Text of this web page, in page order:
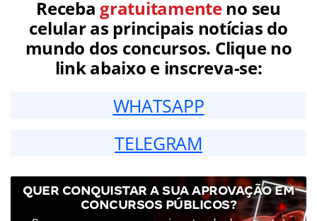
Receba gratuitamenteno seu
celular as principais notícias do
mundo dos concursos. Clique no
link abaixo e inscreva-se:
WHATSAPP
TELEGRAM
QUER CONQUISTAR A SUA APROVAÇÃO EM
CONCURSOS PÚBLICOS?